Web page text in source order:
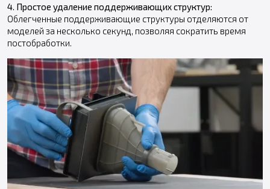
4. Простое удаление поддерживающих структур:
Облегченные поддерживающие структуры отделяются от
моделей за несколько секунд, позволяя сократить время
постобработки.